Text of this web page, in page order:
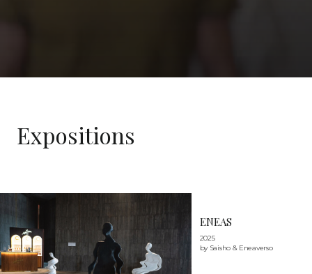
Expositions
ENEAS
2025
by Saisho & Eneaverso